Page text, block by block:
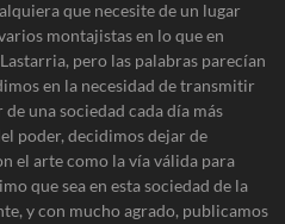
que necesite de un lugar
montajistas en lo que en
pero las palabras parecían
en la necesidad de transmitir
una sociedad cada día más
poder, decidimos dejar de
el arte como la vía válida para
que sea en esta sociedad de la
y con mucho agrado, publicamos